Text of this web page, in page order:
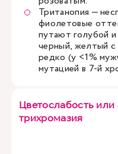
Тританопия —
фиолетовые
путают голубой
черный, желтый с
редко (у <1%
мутацией в 7-й
Цветослабость
трихромазия